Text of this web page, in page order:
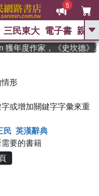
5
GO
、
錄
、 數學女孩：黎曼猜想 、
三民東大 電子書 親子
年度作家，《史坎德》
形
或增加關鍵字字彙來重
民 英漢辭典
要的書籍